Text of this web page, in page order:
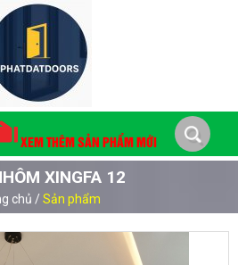
XEM THÊM SẢN PHẨM MỚI
XINGFA 12
chủ / Sản phẩm